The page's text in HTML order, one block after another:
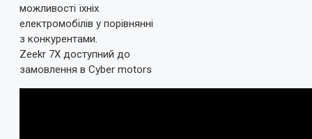
можливості їхніх
електромобілів у порівнянні
з конкурентами.
Zeekr 7X доступний до
замовлення в Cyber motors